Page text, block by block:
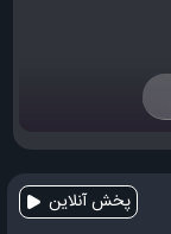
پخش آنلاین